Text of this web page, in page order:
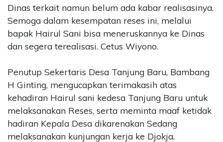
Dinas terkait namun belum ada kabar realisasinya.
Semoga dalam kesempatan reses ini, melalui
bapak Hairul Sani bisa meneruskannya ke Dinas
dan segera terealisasi. Cetus Wiyono.
Penutup Sekertaris Desa Tanjung Baru, Bambang
H Ginting, mengucapkan terimakasih atas
kehadiran Hairul sani kedesa Tanjung Baru untuk
melaksanakan Reses, serta meminta maaf ketidak
hadiran Kepala Desa dikarenakan Sedang
melaksanakan kunjungan kerja ke Djokja.